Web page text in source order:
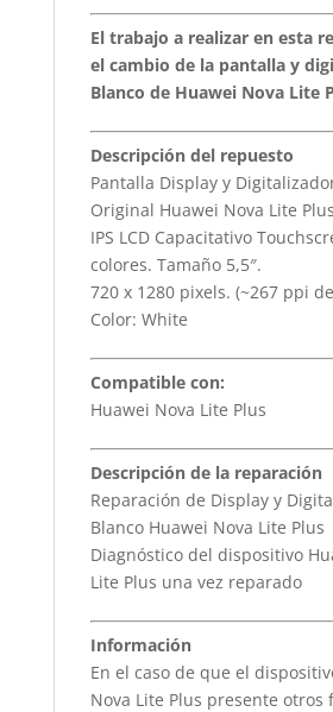
El trabajo a realizar en esta
el cambio de la pantalla y
Blanco de Huawei Nova Lite
Descripción del repuesto
Pantalla Display y
Original Huawei Nova Lite Plus
IPS LCD Capacitativo
colores. Tamaño 5,5″.
720 x 1280 pixels. (~267 ppi
Color: White
Compatible con:
Huawei Nova Lite Plus
Descripción de la reparación
Reparación de Display y
Blanco Huawei Nova Lite Plus
Diagnóstico del dispositivo
Lite Plus una vez reparado
Información
En el caso de que el
Nova Lite Plus presente otros